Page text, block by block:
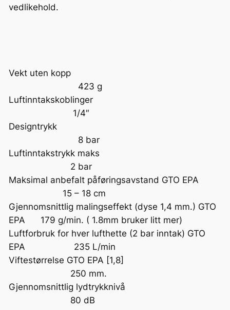
vedlikehold.
Vekt uten kopp
423 g
Luftinntakskoblinger
1/4″
Designtrykk
8 bar
Luftinntakstrykk maks
2 bar
Maksimal anbefalt påføringsavstand GTO EPA
15 – 18 cm
Gjennomsnittlig malingseffekt (dyse 1,4 mm.) GTO
EPA 179 g/min. ( 1.8mm bruker litt mer)
Luftforbruk for hver lufthette (2 bar inntak) GTO
EPA 235 L/min
Viftestørrelse GTO EPA [1,8]
250 mm.
Gjennomsnittlig lydtrykknivå
80 dB